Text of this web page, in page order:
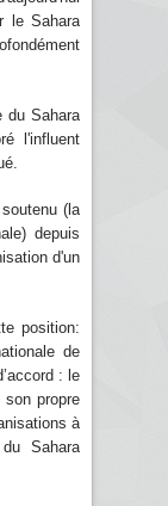
le Sahara
du Sahara
l'influent
(la
depuis
d'un
position:
de
: le
son propre
à
Sahara